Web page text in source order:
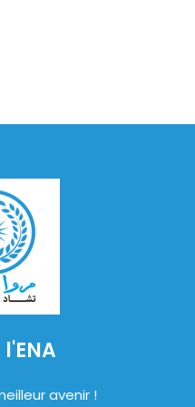
avenir !